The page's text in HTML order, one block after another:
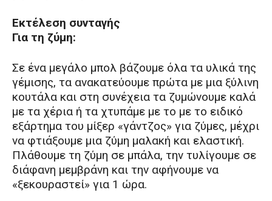
Εκτέλεση συνταγής
Για τη ζύμη:
Σε ένα μεγάλο μπολ βάζουμε όλα τα υλικά της
γέμισης, τα ανακατεύουμε πρώτα με μια ξύλινη
κουτάλα και στη συνέχεια τα ζυμώνουμε καλά
με τα χέρια ή τα χτυπάμε με το με το ειδικό
εξάρτημα του μίξερ «γάντζος» για ζύμες, μέχρι
να φτιάξουμε μια ζύμη μαλακή και ελαστική.
Πλάθουμε τη ζύμη σε μπάλα, την τυλίγουμε σε
διάφανη μεμβράνη και την αφήνουμε να
«ξεκουραστεί» για 1 ώρα.